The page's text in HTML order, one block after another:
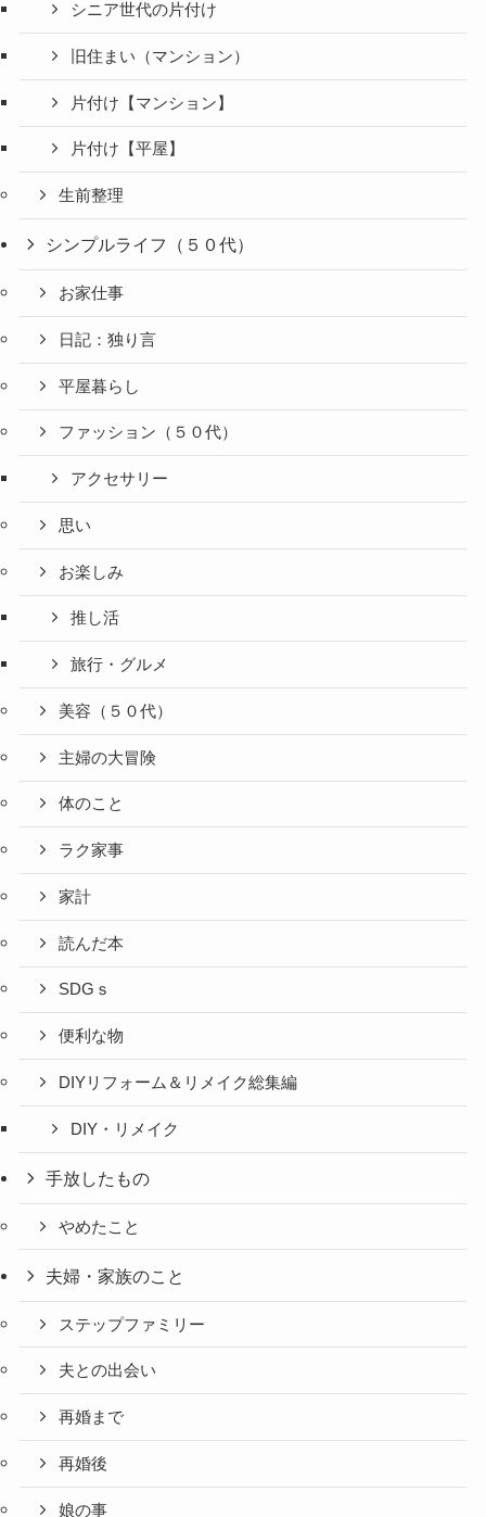
シニア世代の片付け
旧住まい（マンション）
片付け【マンション】
片付け【平屋】
生前整理
シンプルライフ（５０代）
お家仕事
日記：独り言
平屋暮らし
ファッション（５０代）
アクセサリー
思い
お楽しみ
推し活
旅行・グルメ
美容（５０代）
主婦の大冒険
体のこと
ラク家事
家計
読んだ本
SDGｓ
便利な物
DIYリフォーム＆リメイク総集編
DIY・リメイク
手放したもの
やめたこと
夫婦・家族のこと
ステップファミリー
夫との出会い
再婚まで
再婚後
娘の事